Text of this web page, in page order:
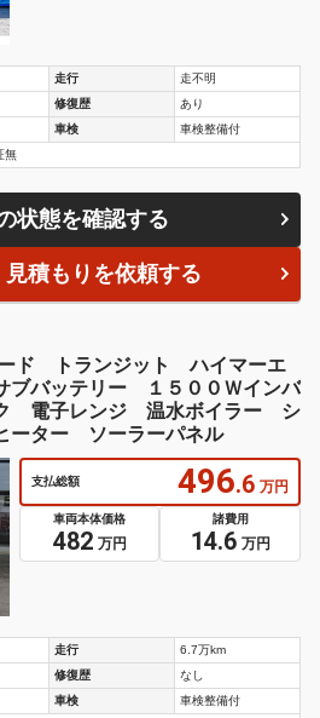
走行
走不明
修復歴
あり
車検
車検整備付
無
状態を確認する
積もりを依頼する
ド トランジット ハイマーエ
ブバッテリー １５００Ｗインバ
電子レンジ 温水ボイラー シ
ター ソーラーパネル
支払総額 496.6 万円
車両本体価格
482 万円
諸費用
14.6 万円
走行
6.7万km
修復歴
なし
車検 車検整備付